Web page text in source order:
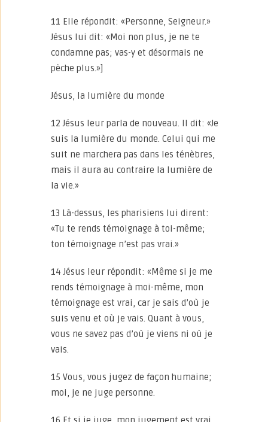
11 Elle répondit: «Personne, Seigneur.»
Jésus lui dit: «Moi non plus, je ne te
condamne pas; vas-y et désormais ne
pèche plus.»]
Jésus, la lumière du monde
12 Jésus leur parla de nouveau. Il dit: «Je
suis la lumière du monde. Celui qui me
suit ne marchera pas dans les ténèbres,
mais il aura au contraire la lumière de
la vie.»
13 Là-dessus, les pharisiens lui dirent:
«Tu te rends témoignage à toi-même;
ton témoignage n’est pas vrai.»
14 Jésus leur répondit: «Même si je me
rends témoignage à moi-même, mon
témoignage est vrai, car je sais d’où je
suis venu et où je vais. Quant à vous,
vous ne savez pas d’où je viens ni où je
vais.
15 Vous, vous jugez de façon humaine;
moi, je ne juge personne.